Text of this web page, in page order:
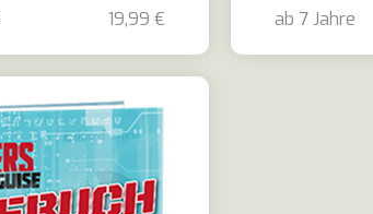
ab 7 Jahre
19,99 €